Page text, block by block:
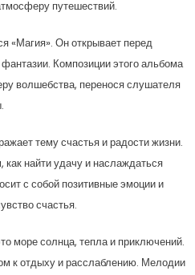
путешествий.
«Магия». Он открывает перед
Композиции этого альбома
волшебства, перенося слушателя
тему счастья и радости жизни.
найти удачу и наслаждаться
с собой позитивные эмоции и
счастья.
море солнца, тепла и приключений.
к отдыху и расслаблению. Мелодии